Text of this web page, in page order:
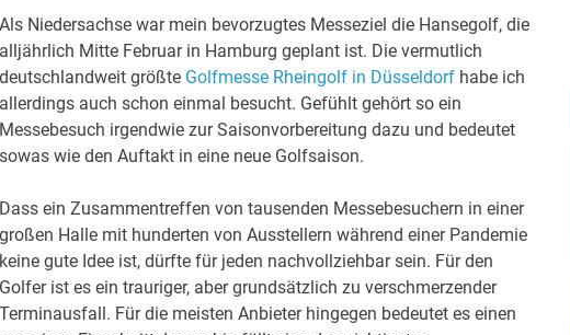
Als Niedersachse war mein bevorzugtes Messeziel die Hansegolf, die
alljährlich Mitte Februar in Hamburg geplant ist. Die vermutlich
deutschlandweit größte Golfmesse Rheingolf in Düsseldorfhabe ich
allerdings auch schon einmal besucht. Gefühlt gehört so ein
Messebesuch irgendwie zur Saisonvorbereitung dazu und bedeutet
sowas wie den Auftakt in eine neue Golfsaison.
Dass ein Zusammentreffen von tausenden Messebesuchern in einer
großen Halle mit hunderten von Ausstellern während einer Pandemie
keine gute Idee ist, dürfte für jeden nachvollziehbar sein. Für den
Golfer ist es ein trauriger, aber grundsätzlich zu verschmerzender
Terminausfall. Für die meisten Anbieter hingegen bedeutet es einen